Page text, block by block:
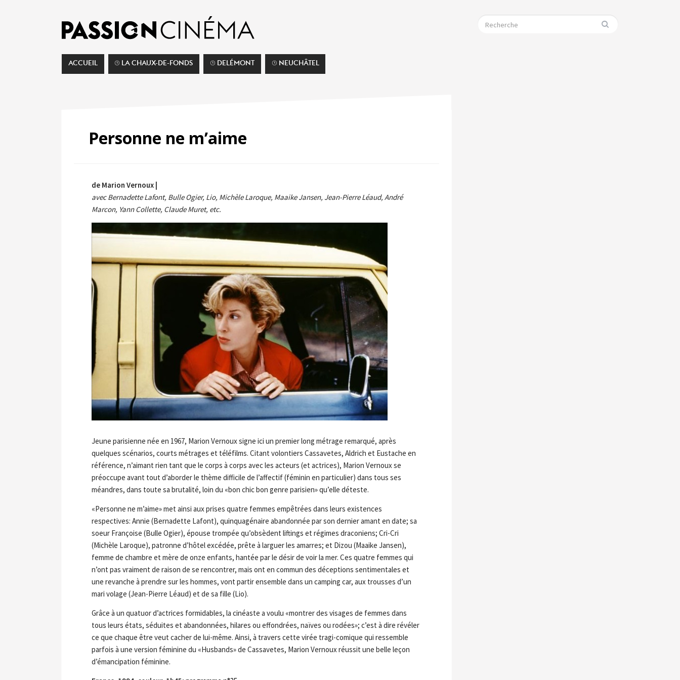
ACCUEIL ⌚︎ LA CHAUX-DE-FONDS ⌚︎ DELÉMONT ⌚︎ NEUCHÂTEL
Personne ne m’aime
de Marion Vernoux |
avec Bernadette Lafont, Bulle Ogier, Lio, Michèle Laroque, Maaike Jansen, Jean-Pierre Léaud, André
Marcon, Yann Collette, Claude Muret, etc.
Jeune parisienne née en 1967, Marion Vernoux signe ici un premier long métrage remarqué, après
quelques scénarios, courts métrages et téléfilms. Citant volontiers Cassavetes, Aldrich et Eustache en
référence, n’aimant rien tant que le corps à corps avec les acteurs (et actrices), Marion Vernoux se
préoccupe avant tout d’aborder le thème difficile de l’affectif (féminin en particulier) dans tous ses
méandres, dans toute sa brutalité, loin du «bon chic bon genre parisien» qu’elle déteste.
«Personne ne m’aime» met ainsi aux prises quatre femmes empêtrées dans leurs existences
respectives: Annie (Bernadette Lafont), quinquagénaire abandonnée par son dernier amant en date; sa
soeur Françoise (Bulle Ogier), épouse trompée qu’obsèdent liftings et régimes draconiens; Cri-Cri
(Michèle Laroque), patronne d’hôtel excédée, prête à larguer les amarres; et Dizou (Maaike Jansen),
femme de chambre et mère de onze enfants, hantée par le désir de voir la mer. Ces quatre femmes qui
n’ont pas vraiment de raison de se rencontrer, mais ont en commun des déceptions sentimentales et
une revanche à prendre sur les hommes, vont partir ensemble dans un camping car, aux trousses d’un
mari volage (Jean-Pierre Léaud) et de sa fille (Lio).
Grâce à un quatuor d’actrices formidables, la cinéaste a voulu «montrer des visages de femmes dans
tous leurs états, séduites et abandonnées, hilares ou effondrées, naïves ou rodées»; c’est à dire révéler
ce que chaque être veut cacher de lui-même. Ainsi, à travers cette virée tragi-comique qui ressemble
parfois à une version féminine du «Husbands» de Cassavetes, Marion Vernoux réussit une belle leçon
d’émancipation féminine.